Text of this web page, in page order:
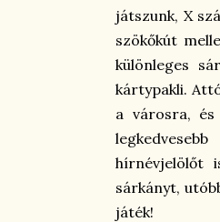
játszunk, X
szökőkút
különleges
kártypakli.
a városra, és
hírnévjelölőt
sárkányt,
játék!